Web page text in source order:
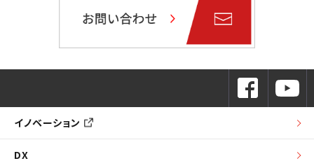
イノベーション
DX